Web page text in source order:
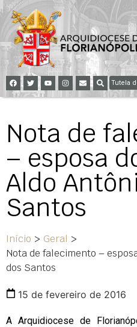
Tutela
Nota de
– esposa
Aldo
Santos
Início > Geral >
Nota de falecimento –
dos Santos
15 de fevereiro de 2016
A Arquidiocese de